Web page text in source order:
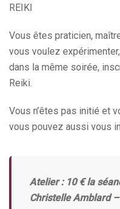
REIKI
Vous êtes praticien,
vous voulez
dans la même soirée,
Reiki.
Vous n’êtes pas initié et
vous pouvez aussi vous
Atelier : 10 € la
Christelle Amblard –